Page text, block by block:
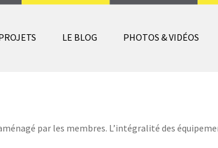
LE BLOG PHOTOS & VIDÉOS
par les membres. L’intégralité des